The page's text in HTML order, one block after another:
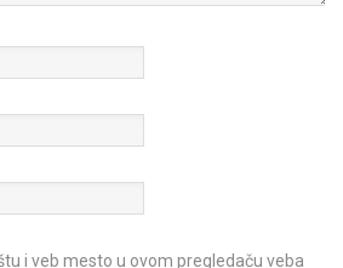
i veb mesto u ovom pregledaču veba